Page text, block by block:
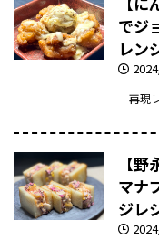
でジ
レン
再現
【
マナ
ジレ